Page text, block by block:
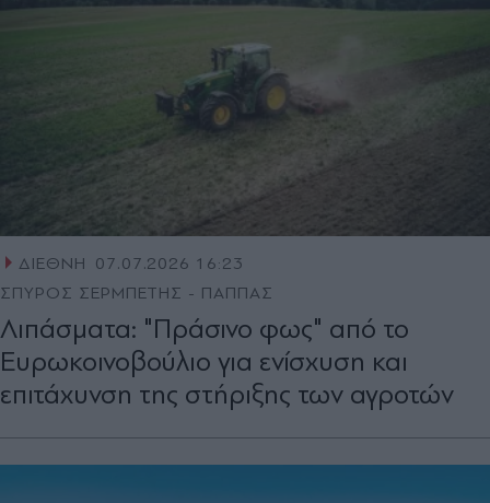
ΔΙΕΘΝΗ
07.07.2026 16:23
ΣΠΥΡΟΣ ΣΕΡΜΠΕΤΗΣ - ΠΑΠΠΑΣ
Λιπάσματα: "Πράσινο φως" από το
Ευρωκοινοβούλιο για ενίσχυση και
επιτάχυνση της στήριξης των αγροτών